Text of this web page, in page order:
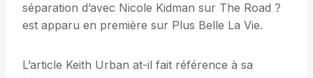
séparation d’avec Nicole Kidman sur The Road ?
est apparu en première sur Plus Belle La Vie.
L’article Keith Urban at-il fait référence à sa